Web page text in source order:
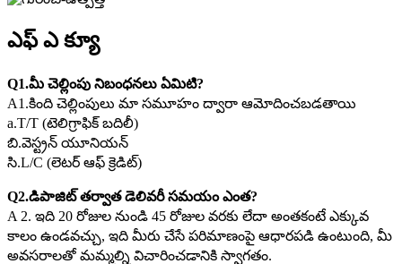
ఎఫ్ ఎ క్యూ
Q1.మీ చెల్లింపు నిబంధనలు ఏమిటి?
A1.కింది చెల్లింపులు మా సమూహం ద్వారా ఆమోదించబడతాయి
a.T/T (టెలిగ్రాఫిక్ బదిలీ)
బి.వెస్ట్రన్ యూనియన్
సి.L/C (లెటర్ ఆఫ్ క్రెడిట్)
Q2.డిపాజిట్ తర్వాత డెలివరీ సమయం ఎంత?
A 2. ఇది 20 రోజుల నుండి 45 రోజుల వరకు లేదా అంతకంటే ఎక్కువ
కాలం ఉండవచ్చు, ఇది మీరు చేసే పరిమాణంపై ఆధారపడి ఉంటుంది, మీ
అవసరాలతో మమ్మల్ని విచారించడానికి స్వాగతం.